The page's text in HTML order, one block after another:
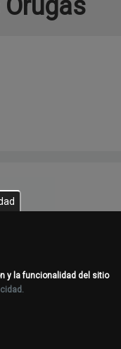
y la funcionalidad del sitio